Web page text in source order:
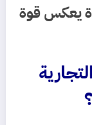
يعكس قوة